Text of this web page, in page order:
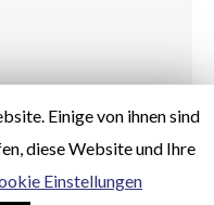
GbR | Webdesign by
Einige von ihnen sind
diese Website und Ihre
Einstellungen